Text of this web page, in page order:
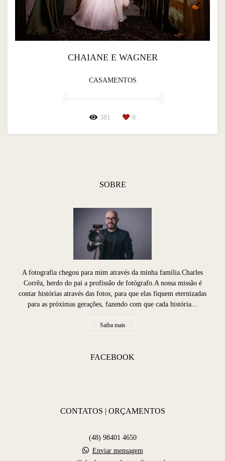
CHAIANE E WAGNER
CASAMENTOS
381 0
SOBRE
A fotografia chegou para mim através da minha família.Charles
Corrêa, herdo do pai a profissão de fotógrafo.A nossa missão é
contar histórias através das fotos, para que elas fiquem eternizadas
para as próximas gerações, fazendo com que cada história...
Saiba mais
FACEBOOK
CONTATOS | ORÇAMENTOS
(48) 98401 4650
Enviar mensagem